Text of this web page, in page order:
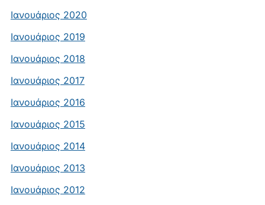
Ιανουάριος 2020
Ιανουάριος 2019
Ιανουάριος 2018
Ιανουάριος 2017
Ιανουάριος 2016
Ιανουάριος 2015
Ιανουάριος 2014
Ιανουάριος 2013
Ιανουάριος 2012